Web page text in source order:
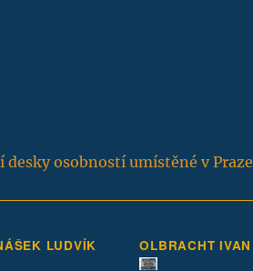
desky osobností umístěné v Praze
LUDVÍK OLBRACHT IVAN